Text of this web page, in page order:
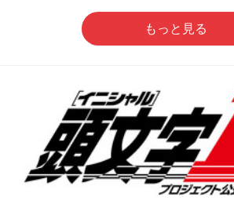
もっと見る